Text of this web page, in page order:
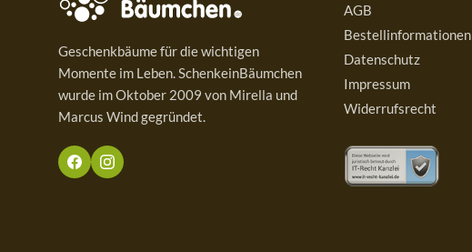
Geschenkbäume für die wichtigen
Momente im Leben. SchenkeinBäumchen
wurde im Oktober 2009 von Mirella und
Marcus Wind gegründet.
AGB
Bestellinformationen
Datenschutz
Impressum
Widerrufsrecht